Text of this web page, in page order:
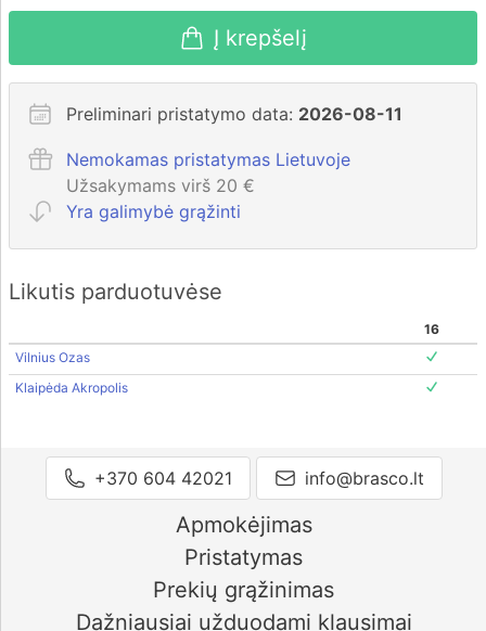
Į krepšelį
Preliminari pristatymo data: 2026-08-11
Nemokamas pristatymas Lietuvoje
Užsakymams virš 20 €
Yra galimybė grąžinti
Likutis parduotuvėse
16
Vilnius Ozas
Klaipėda Akropolis
+370 604 42021 info@brasco.lt
Apmokėjimas
Pristatymas
Prekių grąžinimas
Dažniausiai užduodami klausimai